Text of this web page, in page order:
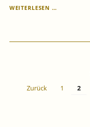
WEITERLESEN …
DR.
ZUM
Zurück
1 2